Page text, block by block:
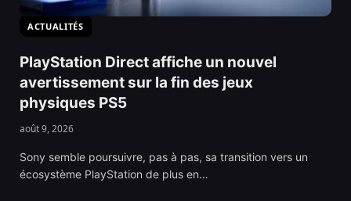
ACTUALITÉS
PlayStation Direct affiche un nouvel
avertissement sur la fin des jeux
physiques PS5
août 9, 2026
Sony semble poursuivre, pas à pas, sa transition vers un
écosystème PlayStation de plus en…